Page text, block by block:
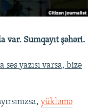
var. Sumqayıt şəhəri.
yazısı varsa, bizə
yükləmə